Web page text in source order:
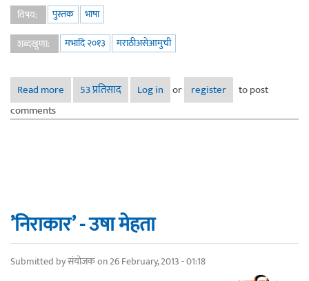
विषय: पुस्तक
भाषा
शब्दखुणा:
मभादि २०१३ मराठीअसेआमुची
Read more about आक्कांच्या आठवणी - डॉ. आसावरी संत
53 प्रतिसाद Log in or register
to post
comments
’निराकार’ - उषा मेहता
Submitted byसंयोजकon 26 February, 2013 - 01:18